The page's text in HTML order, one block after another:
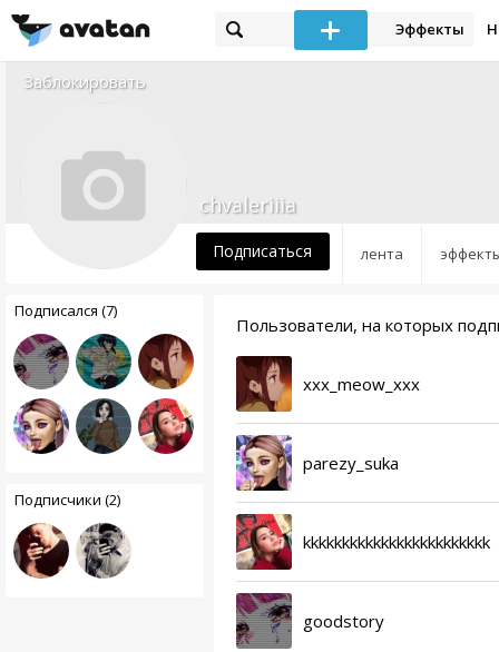
Эффекты
Заблокировать
лента
chvaleriiia
Подписаться
Подписался (7)
Подписчики (2)
Пользователи, на которых
xxx_meow_xxx
parezy_suka
kkkkkkkkkkkkkkkkkkkkkkkk
goodstory